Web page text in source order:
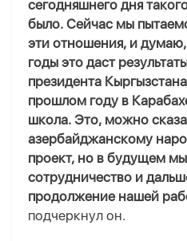
сегодняшнего дня
было. Сейчас мы
эти отношения, и
годы это даст
президента
прошлом году в
школа. Это, можно
азербайджанскому
проект, но в будущем
сотрудничество и
продолжение нашей
подчеркнул он.